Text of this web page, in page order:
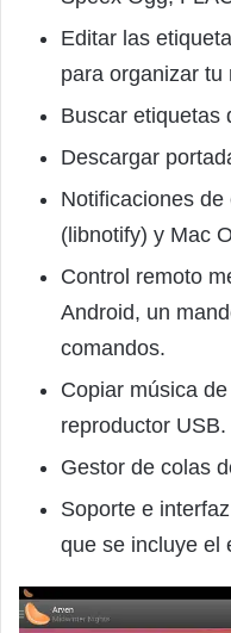
Editar las
para organizar tu
Buscar etiquetas
Descargar
Notificaciones
(libnotify) y Mac
Control remoto
Android, un
comandos.
Copiar música
reproductor USB.
Gestor de colas
Soporte e
que se incluye el